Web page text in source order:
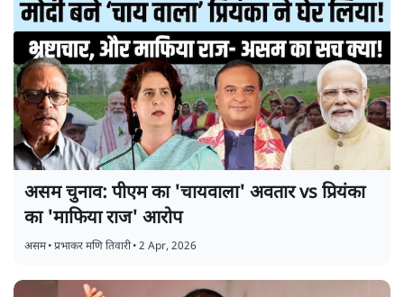
असम चुनाव: पीएम का 'चायवाला' अवतार vs प्रियंका
का 'माफिया राज' आरोप
असम•प्रभाकर मणि तिवारी•2 Apr, 2026